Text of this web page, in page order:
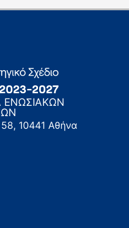
ΕΝΩΣΙΑΚΩΝ
10441 Αθήνα